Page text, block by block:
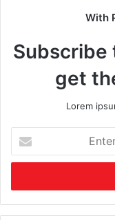
With
Subscribe
get
Lorem
your
Email